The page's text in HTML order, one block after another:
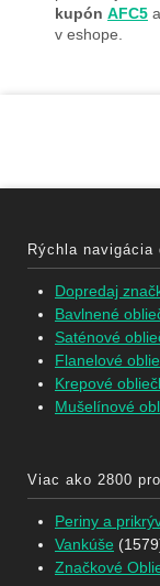
kupón AFC5
v eshope.
Rýchla navigácia
Dopredaj
Bavlnené
Saténové
Flanelové
Krepové
Mušelínové
Viac ako 2800
Periny a
Vankúše
Značkové